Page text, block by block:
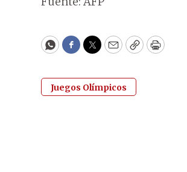
WhatsApp
Facebook
Twitter
EmailCopyPrint
Juegos Olímpicos